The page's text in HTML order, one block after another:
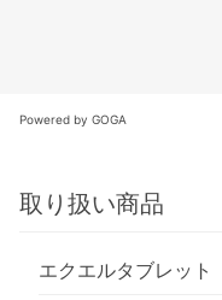
Powered by GOGA
取り扱い商品
エクエルタブレット